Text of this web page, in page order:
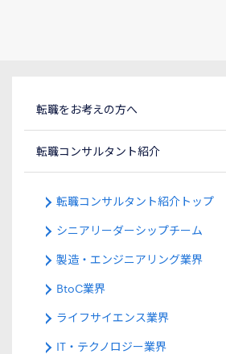
転職をお考えの方へ
転職コンサルタント紹介
転職コンサルタント紹介トップ
シニアリーダーシップチーム
製造・エンジニアリング業界
BtoC業界
ライフサイエンス業界
IT・テクノロジー業界